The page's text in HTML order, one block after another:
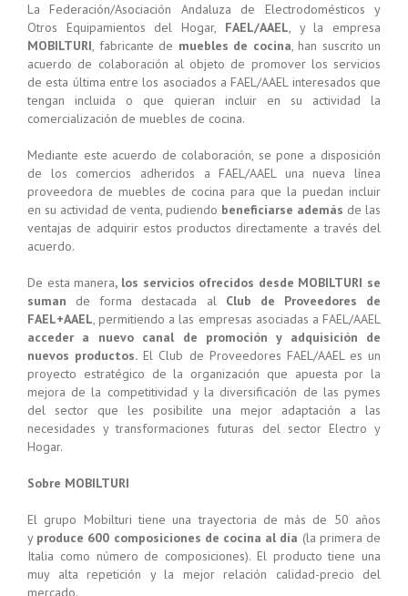
La Federación/Asociación Andaluza de Electrodomésticos y
Otros Equipamientos del Hogar, FAEL/AAEL, y la empresa
MOBILTURI, fabricante de muebles de cocina, han suscrito un
acuerdo de colaboración al objeto de promover los servicios
de esta última entre los asociados a FAEL/AAEL interesados que
tengan incluida o que quieran incluir en su actividad la
comercialización de muebles de cocina.
Mediante este acuerdo de colaboración, se pone a disposición
de los comercios adheridos a FAEL/AAEL una nueva línea
proveedora de muebles de cocina para que la puedan incluir
en su actividad de venta, pudiendo beneficiarse además de las
ventajas de adquirir estos productos directamente a través del
acuerdo.
De esta manera, los servicios ofrecidos desde MOBILTURI se
suman de forma destacada al Club de Proveedores de
FAEL+AAEL, permitiendo a las empresas asociadas a FAEL/AAEL
acceder a nuevo canal de promoción y adquisición de
nuevos productos. El Club de Proveedores FAEL/AAEL es un
proyecto estratégico de la organización que apuesta por la
mejora de la competitividad y la diversificación de las pymes
del sector que les posibilite una mejor adaptación a las
necesidades y transformaciones futuras del sector Electro y
Hogar.
Sobre MOBILTURI
El grupo Mobilturi tiene una trayectoria de más de 50 años
y produce 600 composiciones de cocina al día (la primera de
Italia como número de composiciones). El producto tiene una
muy alta repetición y la mejor relación calidad-precio del